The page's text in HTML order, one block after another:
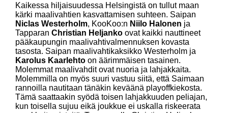
Kaikessa hiljaisuudessa Helsingistä on tullut maan
kärki maalivahtien kasvattamisen suhteen. Saipan
Niclas Westerholm, KooKoo:n Niilo Halonen ja
Tapparan Christian Heljanko ovat kaikki nauttineet
pääkaupungin maalivahtivalmennuksen kovasta
tasosta. Saipan maalivahtikaksikko Westerholm ja
Karolus Kaarlehto on äärimmäisen tasainen.
Molemmat maalivahdit ovat nuoria ja lahjakkaita.
Molemmilla on myös suuri vastuu siitä, että Saimaan
rannoilla nautitaan tänäkin keväänä playoffkiekosta.
Tämä saattaakin syödä toisen lahjakkuuden peliajan,
kun toisella sujuu eikä joukkue ei uskalla riskeerata